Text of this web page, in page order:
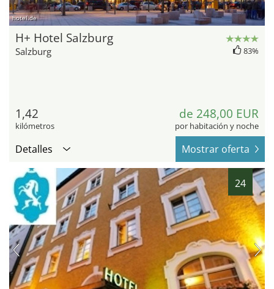
hotel.de
H+ Hotel Salzburg
Salzburg 83%
1,42
kilómetros
de 248,00 EUR
por habitación y noche
Detalles Mostrar oferta
24